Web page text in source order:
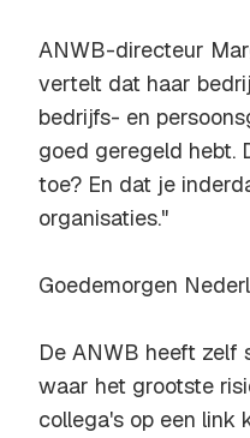
ANWB-directeur
vertelt dat haar
bedrijfs- en
goed geregeld hebt.
toe? En dat je
organisaties."
Goedemorgen
De ANWB heeft zelf
waar het grootste
collega's op een link